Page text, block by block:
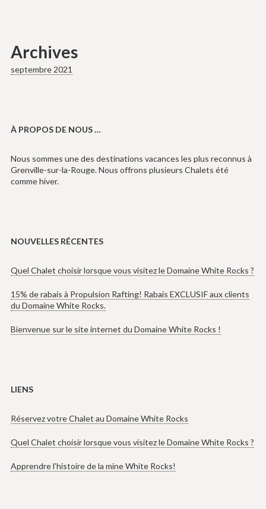
Archives
septembre 2021
À PROPOS DE NOUS …
Nous sommes une des destinations vacances les plus reconnus à
Grenville-sur-la-Rouge. Nous offrons plusieurs Chalets été
comme hiver.
NOUVELLES RÉCENTES
Quel Chalet choisir lorsque vous visitez le Domaine White Rocks ?
15% de rabais à Propulsion Rafting! Rabais EXCLUSIF aux clients
du Domaine White Rocks.
Bienvenue sur le site internet du Domaine White Rocks !
LIENS
Réservez votre Chalet au Domaine White Rocks
Quel Chalet choisir lorsque vous visitez le Domaine White Rocks ?
Apprendre l’histoire de la mine White Rocks!